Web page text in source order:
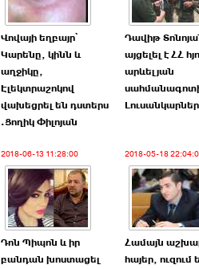
Վովայի եղբայր՝
Կարենը, կինն և
աղջիկը,
Էլեկտրաշոկով
վախեցրել են դստերս
.Ցողիկ Փիլոյան
Դավիթ
այցելել է ՀՀ
արևելյան
Լուսանկարներ
2018-06-13 11:28:00
Դոն Պիպոն և իր
բանդան խոստացել
2018-05-18
Համայն
հայեր, ուզում